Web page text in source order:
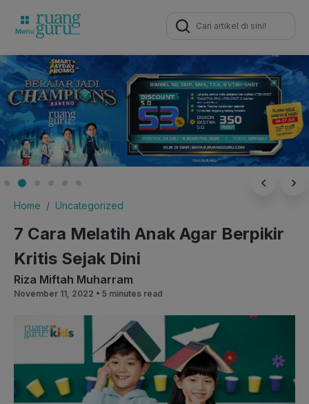
Search
for:
Home Uncategorized
7 Cara Melatih Anak Agar Berpikir
Kritis Sejak Dini
Riza Miftah Muharram
November 11, 2022 • 5 minutes read